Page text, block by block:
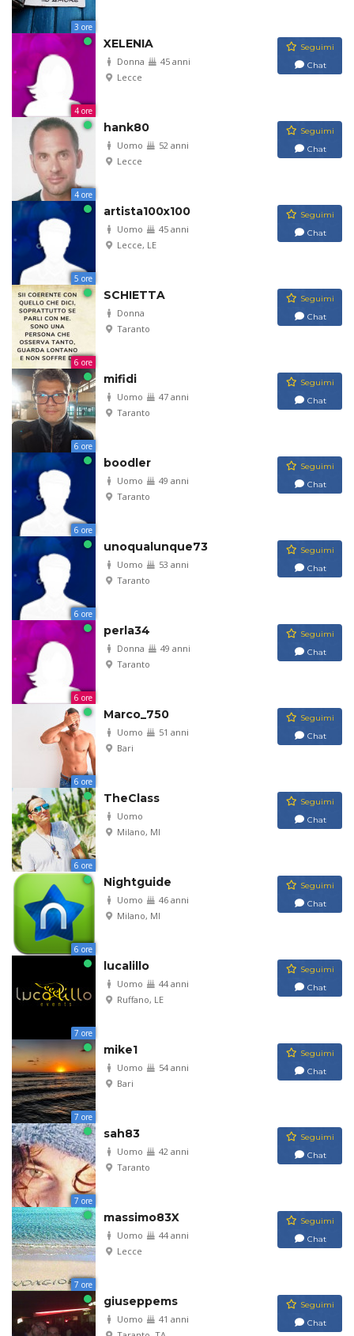
3 ore
4 ore
XELENIA
Donna
45 anni
Lecce
Seguimi
Chat
4 ore
hank80
Uomo
52 anni
Lecce
Seguimi
Chat
5 ore
artista100x100
Uomo
45 anni
Lecce, LE
Seguimi
Chat
6 ore
SCHIETTA
Donna
Taranto
Seguimi
Chat
6 ore
mifidi
Uomo
47 anni
Taranto
Seguimi
Chat
6 ore
boodler
Uomo
49 anni
Taranto
Seguimi
Chat
6 ore
unoqualunque73
Uomo
53 anni
Taranto
Seguimi
Chat
6 ore
perla34
Donna
49 anni
Taranto
Seguimi
Chat
6 ore
Marco_750
Uomo
51 anni
Bari
Seguimi
Chat
6 ore
TheClass
Uomo
Milano, MI
Seguimi
Chat
6 ore
Nightguide
Uomo
46 anni
Milano, MI
Seguimi
Chat
7 ore
lucalillo
Uomo
44 anni
Ruffano, LE
Seguimi
Chat
7 ore
mike1
Uomo
54 anni
Bari
Seguimi
Chat
7 ore
sah83
Uomo
42 anni
Taranto
Seguimi
Chat
7 ore
massimo83X
Uomo
44 anni
Lecce
Seguimi
Chat
giuseppems
Uomo
41 anni
Seguimi
Chat